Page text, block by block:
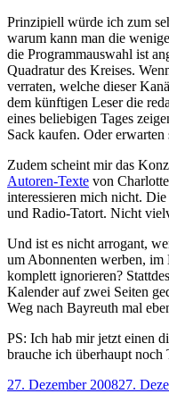
Prinzipiell würde ich zum
warum kann man die
die Programmauswahl ist
Quadratur des Kreises.
verraten, welche dieser
dem künftigen Leser die
eines beliebigen Tages
Sack kaufen. Oder
Zudem scheint mir das
Autoren-Texte von
interessieren mich nicht.
und Radio-Tatort. Nicht
Und ist es nicht arrogant,
um Abonnenten werben, im
komplett ignorieren?
Kalender auf zwei Seiten
Weg nach Bayreuth mal
PS: Ich hab mir jetzt einen
brauche ich überhaupt noch
Veröffentlicht
27. Dezember 200827.